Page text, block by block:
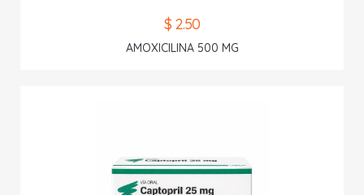
$ 2.50
AMOXICILINA 500 MG